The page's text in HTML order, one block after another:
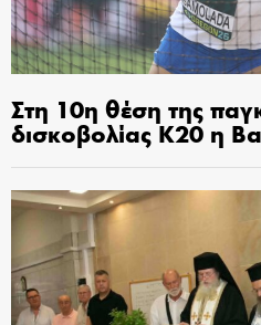
Στη 10η θέση της
δισκοβολίας Κ20 η